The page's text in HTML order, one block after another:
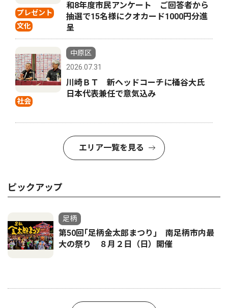
プレゼント
文化
和8年度市民アンケート ご回答者から
抽選で15名様にクオカード1000円分進
呈
社会
中原区
2026.07.31
川崎ＢＴ 新ヘッドコーチに桶谷大氏
日本代表兼任で意気込み
エリア一覧を見る
ピックアップ
足柄
第50回｢足柄金太郎まつり｣ 南足柄市内最
大の祭り ８月２日（日）開催